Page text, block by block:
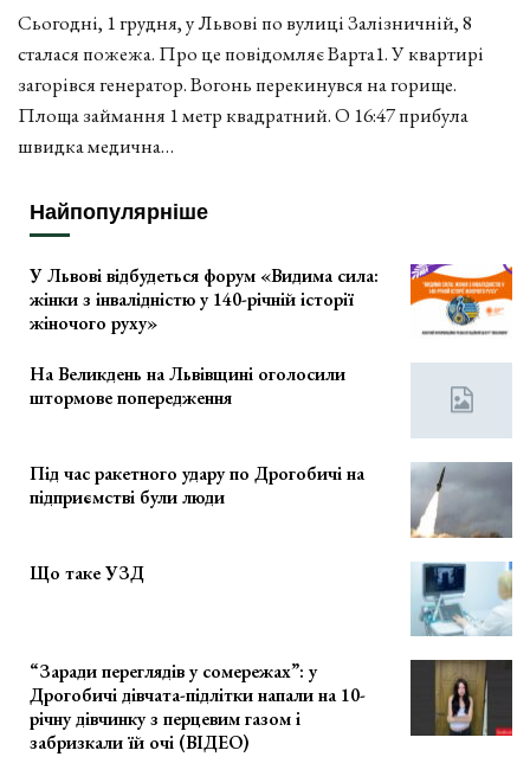
Сьогодні, 1 грудня, у Львові по вулиці Залізничній, 8
сталася пожежа. Про це повідомляє Варта1. У квартирі
загорівся генератор. Вогонь перекинувся на горище.
Площа займання 1 метр квадратний. О 16:47 прибула
швидка медична…
Найпопулярніше
У Львові відбудеться форум «Видима сила:
жінки з інвалідністю у 140-річній історії
жіночого руху»
На Великдень на Львівщині оголосили
штормове попередження
Під час ракетного удару по Дрогобичі на
підприємстві були люди
Що таке УЗД
“Заради переглядів у сомережах”: у
Дрогобичі дівчата-підлітки напали на 10-
річну дівчинку з перцевим газом і
забризкали їй очі (ВІДЕО)